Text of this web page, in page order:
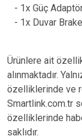
- 1x Güç
- 1x Duvar
Ürünlere ait
alınmaktadır.
özelliklerinde ve
Smartlink.com.tr
özelliklerinde
saklıdır.